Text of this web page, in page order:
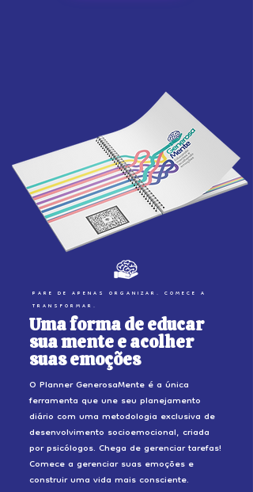
PARE DE APENAS ORGANIZAR. COMECE A
TRANSFORMAR.
Uma forma de educar
sua mente e acolher
suas emoções
O Planner GenerosaMente é a única
ferramenta que une seu planejamento
diário com uma metodologia exclusiva de
desenvolvimento socioemocional, criada
por psicólogos. Chega de gerenciar tarefas!
Comece a gerenciar suas emoções e
construir uma vida mais consciente.